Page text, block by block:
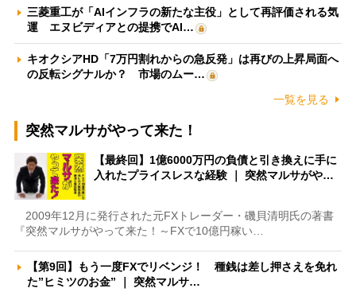
三菱重工が「AIインフラの新たな主役」として再評価される気
運 エヌビディアとの提携でAI…
キオクシアHD「7万円割れからの急反発」は再びの上昇局面へ
の反転シグナルか？ 市場のムー…
一覧を見る
突然マルサがやって来た！
【最終回】1億6000万円の負債と引き換えに手に
入れたプライスレスな経験 ｜ 突然マルサがや…
2009年12月に発行された元FXトレーダー・磯貝清明氏の著書
『突然マルサがやって来た！～FXで10億円稼い…
【第9回】もう一度FXでリベンジ！ 種銭は差し押さえを免れ
た”ヒミツのお金” ｜ 突然マルサ…